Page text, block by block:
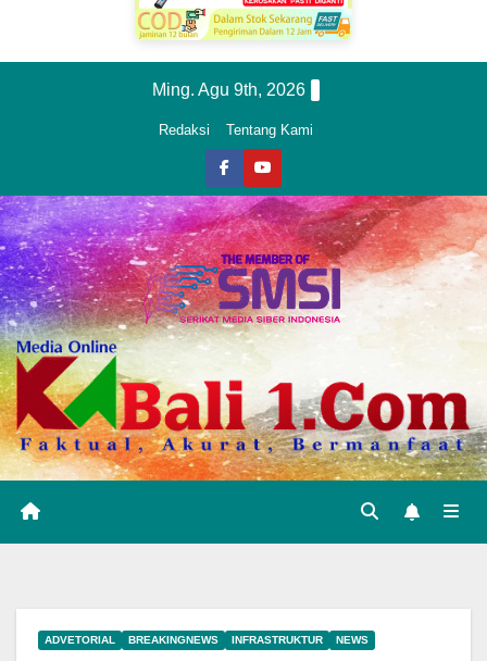
Ming. Agu 9th, 2026
Redaksi Tentang Kami
ADVETORIAL BREAKINGNEWS INFRASTRUKTUR NEWS